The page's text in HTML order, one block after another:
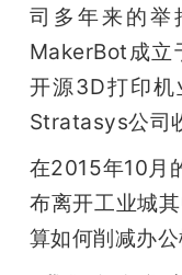
司多年来的举
MakerBot成立
开源3D打印
Stratasys公司
在2015年10月
布离开工业城
算如何削减办